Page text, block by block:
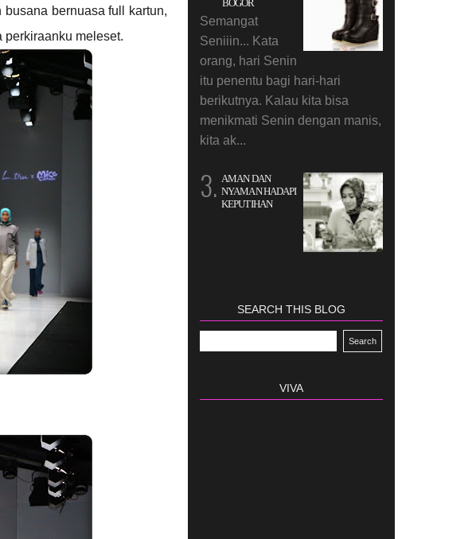
bernuasa full kartun,
perkiraanku meleset.
BOGOR
Semangat
Seniiin... Kata
orang, hari Senin
itu penentu bagi hari-hari
berikutnya. Kalau kita bisa
menikmati Senin dengan manis,
kita ak...
AMAN DAN
NYAMAN HADAPI
KEPUTIHAN
SEARCH THIS BLOG
VIVA